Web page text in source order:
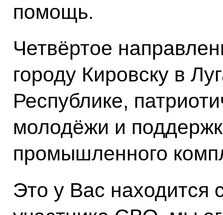
помощь.
Четвёртое
городу Кировску в
Республике,
молодёжи и
промышленного
Это у Вас находится